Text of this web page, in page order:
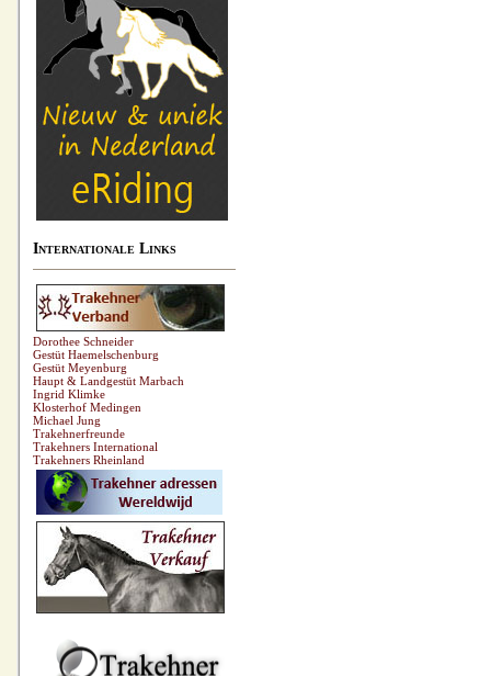
Internationale Links
Dorothee Schneider
Gestüt Haemelschenburg
Gestüt Meyenburg
Haupt & Landgestüt Marbach
Ingrid Klimke
Klosterhof Medingen
Michael Jung
Trakehnerfreunde
Trakehners International
Trakehners Rheinland